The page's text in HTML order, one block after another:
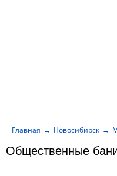
Общественные
Главная Новосибирск